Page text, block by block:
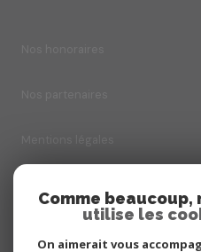
Comme beaucoup,
utilise les
On aimerait vous